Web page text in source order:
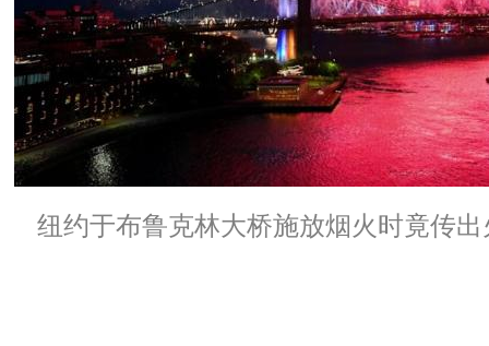
纽约于布鲁克林大桥施放烟火时竟传